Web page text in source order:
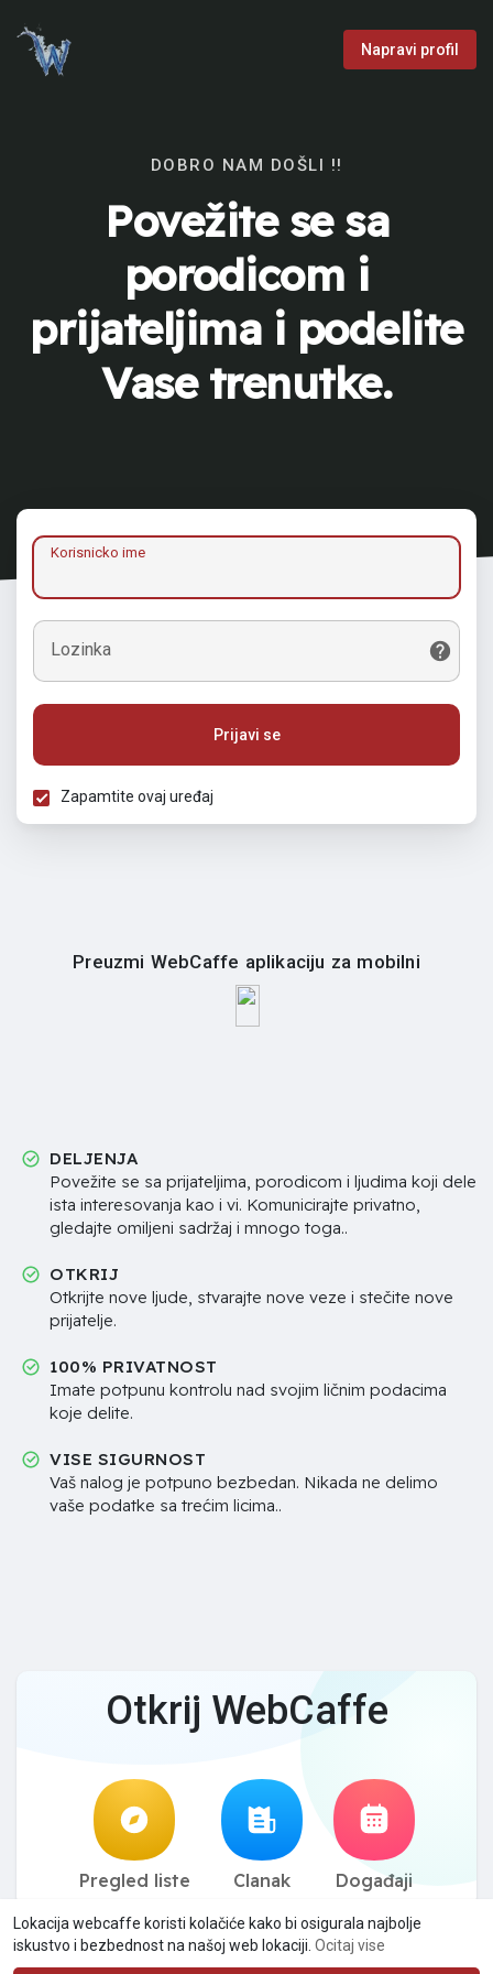
Lokacija webcaffe koristi kolačiće kako bi osigurala najbolje
iskustvo i bezbednost na našoj web lokaciji. Ocitaj vise
Napravi profil
DOBRO NAM DOŠLI !!
Povežite se sa
porodicom i
prijateljima i podelite
Vase trenutke.
Korisnicko ime
Lozinka
Prijavi se
Zapamtite ovaj uređaj
Preuzmi WebCaffe aplikaciju za mobilni
DELJENJA
Povežite se sa prijateljima, porodicom i ljudima koji dele
ista interesovanja kao i vi. Komunicirajte privatno,
gledajte omiljeni sadržaj i mnogo toga..
OTKRIJ
Otkrijte nove ljude, stvarajte nove veze i stečite nove
prijatelje.
100% PRIVATNOST
Imate potpunu kontrolu nad svojim ličnim podacima
koje delite.
VISE SIGURNOST
Vaš nalog je potpuno bezbedan. Nikada ne delimo
vaše podatke sa trećim licima..
Otkrij WebCaffe
Pregled liste Clanak Događaji
© 2026 WebCaffe · Uslovi koriscenja · Politika privatnosti
· · · · ·